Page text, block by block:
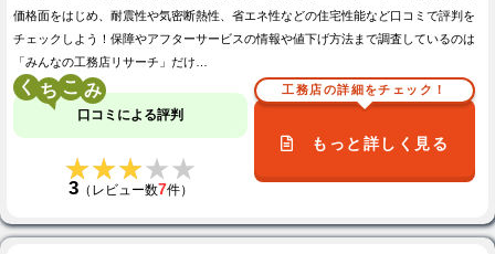
価格面をはじめ、耐震性や気密断熱性、省エネ性などの住宅性能など口コミで評判を
チェックしよう！保障やアフターサービスの情報や値下げ方法まで調査しているのは
「みんなの工務店リサーチ」だけ…
く こ
口コミによる評判
★★★★★
★★★★★
3（レビュー数7件）
工務店の詳細をチェック！
もっと詳しく見る